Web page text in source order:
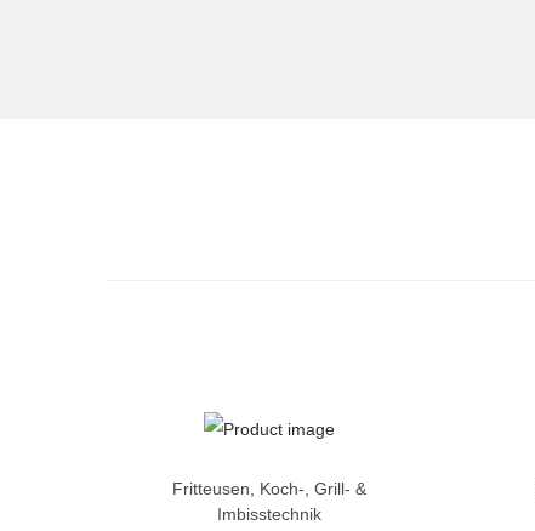
Fritteusen, Koch-, Grill- &
Imbisstechnik